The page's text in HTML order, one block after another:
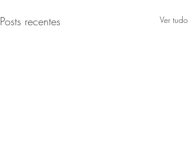
Posts recentes Ver tudo